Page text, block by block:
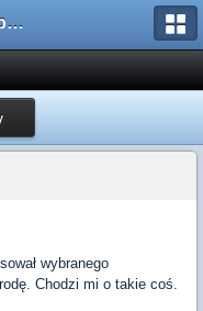
AMXX.pl: Support AMX Mod X i SourceMod
wybranego
Chodzi mi o takie coś.